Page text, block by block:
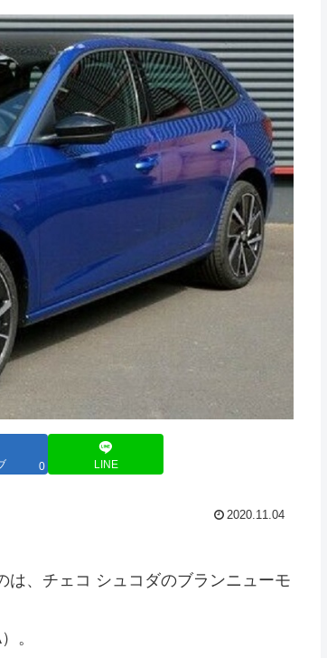
0 LINE
2020.11.04
は、チェコ シュコダのブランニューモ
。